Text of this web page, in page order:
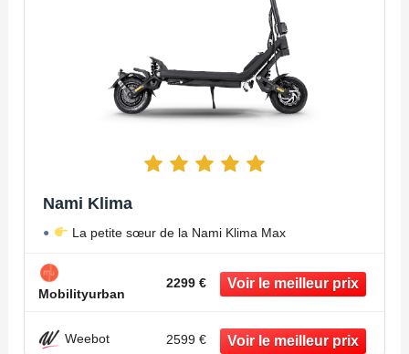
Nami Klima
La petite sœur de la Nami Klima Max
Mobilityurban
2299 €
Weebot 2599 €